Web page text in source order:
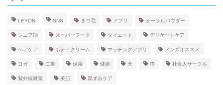
LEYON SNS まつ毛 アプリ オーラルパウダー
シニア期 スーパーフード ダイエット デリケートケア
ヘアケア ボディクリーム マッチングアプリ メンズオススメ
ヨガ 二重 保湿 健康 犬 猫 社会人サークル
紫外線対策 美肌 黒ずみケア